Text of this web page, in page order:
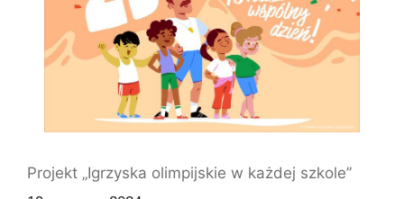
Projekt „Igrzyska olimpijskie w każdej szkole”